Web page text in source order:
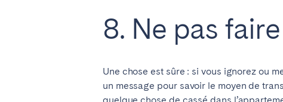
8. Ne pas
Une chose est sûre : si vous ignorez ou
un message pour savoir le moyen de